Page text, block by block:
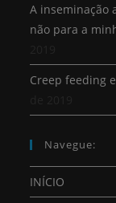
A inseminação
não para a
Creep feeding
Navegue:
INÍCIO